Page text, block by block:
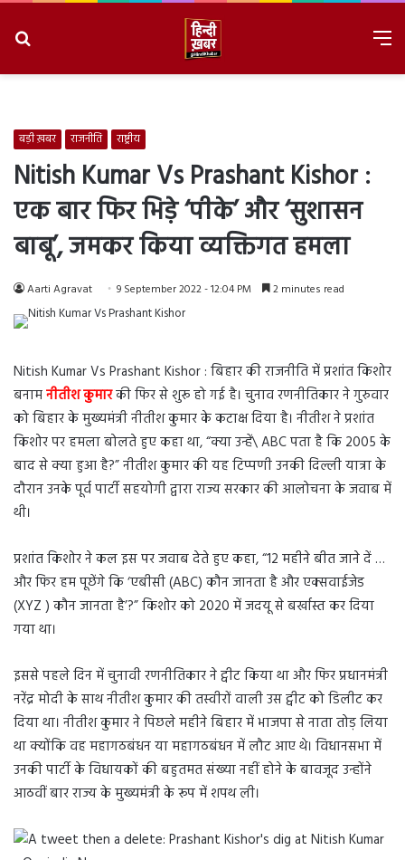
बड़ी ख़बर राजनीति राष्ट्रीय
Nitish Kumar Vs Prashant Kishor :
एक बार फिर भिड़े ‘पीके’ और ‘सुशासन
बाबू’, जमकर किया व्यक्तिगत हमला
Aarti Agravat 9 September 2022 - 12:04 PM 2 minutes read
Nitish Kumar Vs Prashant Kishor : बिहार की राजनीति में प्रशांत किशोर
बनामनीतीश कुमारकी फिर से शुरू हो गई है। चुनाव रणनीतिकार ने गुरुवार
को बिहार के मुख्यमंत्री नीतीश कुमार के कटाक्ष दिया है। नीतीश ने प्रशांत
किशोर पर हमला बोलते हुए कहा था, “क्या उन्हें\ ABC पता है कि 2005 के
बाद से क्या हुआ है?” नीतीश कुमार की यह टिप्पणी उनकी दिल्ली यात्रा के
दौरान उनके पूर्व पार्टी सहयोगी द्वारा राज्य सरकार की आलोचना के जवाब में
थी।
प्रशांत किशोर ने कल इस पर जवाब देते हुए कहा, “12 महीने बीत जाने दें …
और फिर हम पूछेंगे कि ‘एबीसी (ABC) कौन जानता है और एक्सवाईजेड
(XYZ ) कौन जानता है’?” किशोर को 2020 में जदयू से बर्खास्त कर दिया
गया था।
इससे पहले दिन में चुनावी रणनीतिकार ने ट्वीट किया था और फिर प्रधानमंत्री
नरेंद्र मोदी के साथ नीतीश कुमार की तस्वीरों वाली उस ट्वीट को डिलीट कर
दिया था। नीतीश कुमार ने पिछले महीने बिहार में भाजपा से नाता तोड़ लिया
था क्योंकि वह महागठबंधन या महागठबंधन में लौट आए थे। विधानसभा में
उनकी पार्टी के विधायकों की बहुतमत संख्या नहीं होने के बावजूद उन्होंने
आठवीं बार राज्य के मुख्यमंत्री के रूप में शपथ ली।